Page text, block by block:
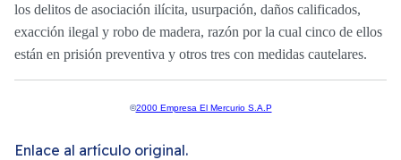
los delitos de asociación ilícita, usurpación, daños calificados,
exacción ilegal y robo de madera, razón por la cual cinco de ellos
están en prisión preventiva y otros tres con medidas cautelares.
©2000 Empresa El Mercurio S.A.P
Enlace al artículo original.